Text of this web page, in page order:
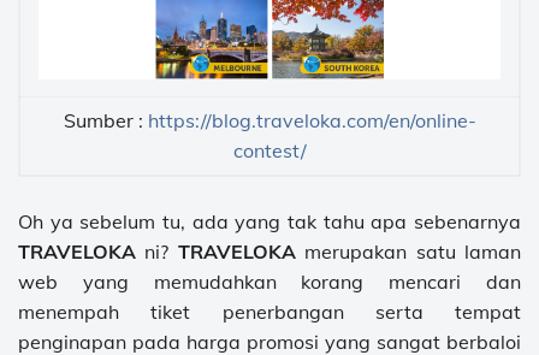
Sumber : https://blog.traveloka.com/en/online-
contest/
Oh ya sebelum tu, ada yang tak tahu apa sebenarnya
TRAVELOKA ni? TRAVELOKAmerupakan satu laman
web yang memudahkan korang mencari dan
menempah tiket penerbangan serta tempat
penginapan pada harga promosi yang sangat berbaloi